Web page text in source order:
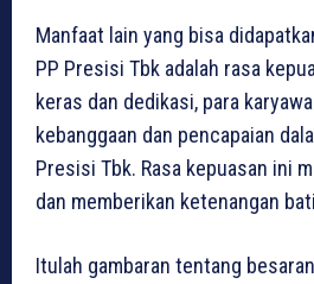
Manfaat lain yang bisa
PP Presisi Tbk adalah rasa
keras dan dedikasi, para
kebanggaan dan pencapaian
Presisi Tbk. Rasa kepuasan ini
dan memberikan ketenangan
Itulah gambaran tentang